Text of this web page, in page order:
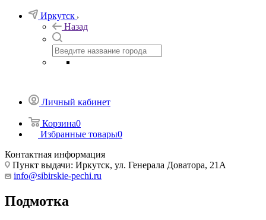
Иркутск
Назад
Личный кабинет
Корзина0
Избранные товары0
Контактная информация
Пункт выдачи: Иркутск, ул. Генерала Доватора, 21А
info@sibirskie-pechi.ru
Подмотка